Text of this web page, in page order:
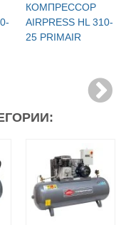
КОМПРЕССОР
AIRPRESS HL 310-
25 PRIMAIR